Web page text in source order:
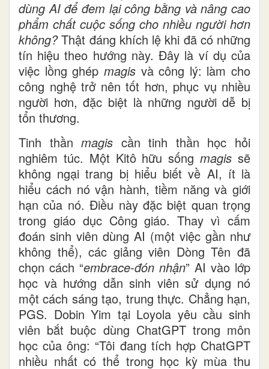
dùng AI để đem lại công bằng và nâng cao
phẩm chất cuộc sống cho nhiều người hơn
không?Thật đáng khích lệ khi đã có những
tín hiệu theo hướng này. Đây là ví dụ của
việc lồng ghép magisvà công lý: làm cho
công nghệ trở nên tốt hơn, phục vụ nhiều
người hơn, đặc biệt là những người dễ bị
tổn thương.
Tinh thầnmagis cần tinh thần học hỏi
nghiêm túc. Một Kitô hữu sốngmagis sẽ
không ngại trang bị hiểu biết về AI, ít là
hiểu cách nó vận hành, tiềm năng và giới
hạn của nó. Điều này đặc biệt quan trọng
trong giáo dục Công giáo. Thay vì cấm
đoán sinh viên dùng AI (một việc gần như
không thể), các giảng viên Dòng Tên đã
chọn cách “embrace-đón nhận” AI vào lớp
học và hướng dẫn sinh viên sử dụng nó
một cách sáng tạo, trung thực. Chẳng hạn,
PGS. Dobin Yim tại Loyola yêu cầu sinh
viên bắt buộc dùng ChatGPT trong môn
học của ông: “Tôi đang tích hợp ChatGPT
nhiều nhất có thể trong học kỳ mùa thu